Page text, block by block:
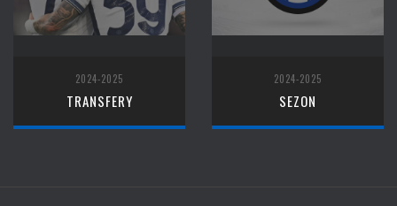
2024-2025
TRANSFERY
2024-2025
SEZON